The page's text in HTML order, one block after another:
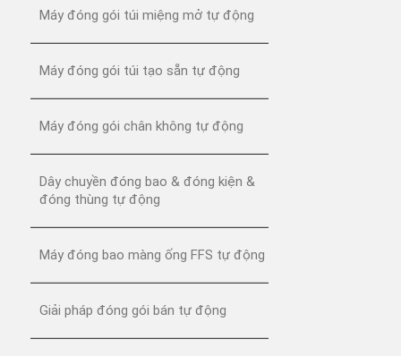
Máy đóng gói túi miệng mở tự động
Máy đóng gói túi tạo sẵn tự động
Máy đóng gói chân không tự động
Dây chuyền đóng bao & đóng kiện &
đóng thùng tự động
Máy đóng bao màng ống FFS tự động
Giải pháp đóng gói bán tự động